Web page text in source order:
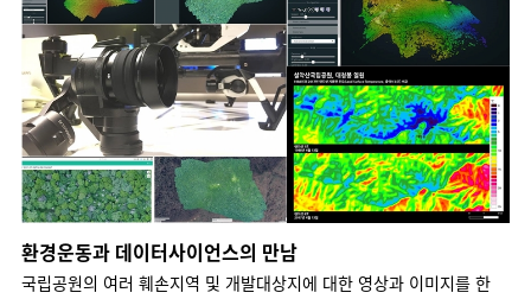
환경운동과 데이터사이언스의 만남
국립공원의 여러 훼손지역 및 개발대상지에 대한 영상과 이미지를 한